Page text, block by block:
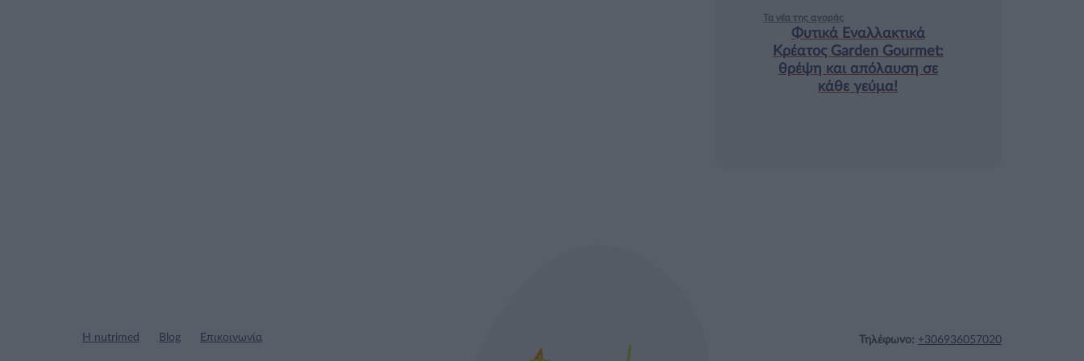
Τα νέα της αγοράς
Φυτικά Εναλλακτικά
Κρέατος Garden Gourmet:
θρέψη και απόλαυση σε
κάθε γεύμα!
Η nutrimed Blog Επικοινωνία Τηλέφωνο: +306936057020